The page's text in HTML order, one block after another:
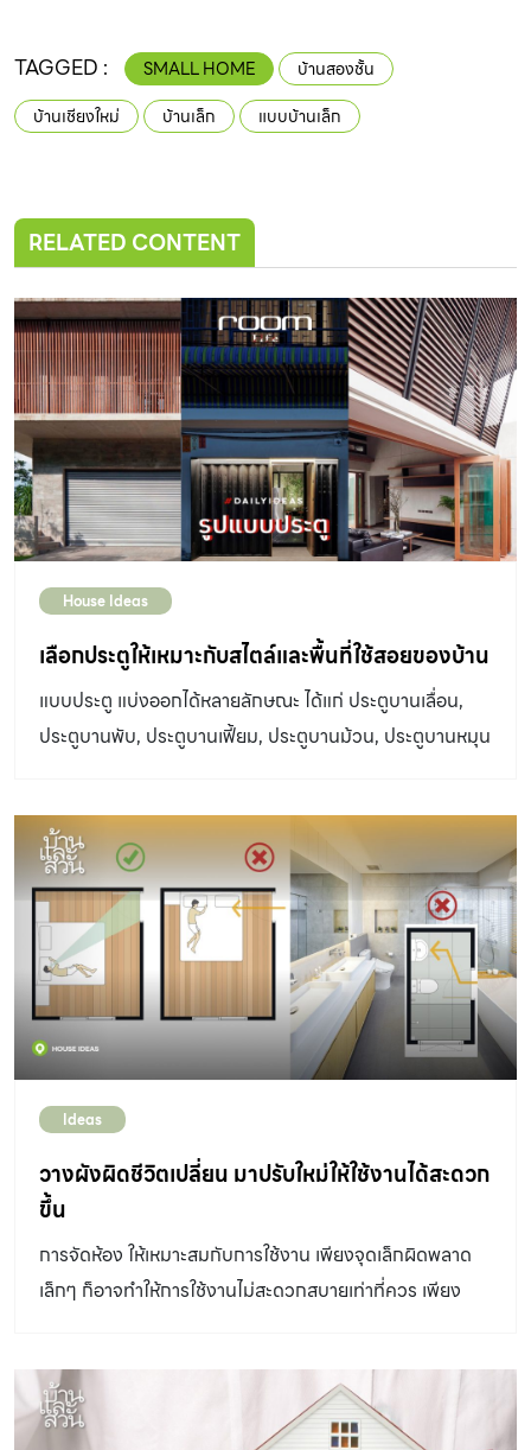
TAGGED : SMALL HOME
บ้านสองชั้น
บ้านเชียงใหม่
บ้านเล็ก แบบบ้านเล็ก
RELATED CONTENT
House Ideas
เลือกประตูให้เหมาะกับสไตล์และพื้นที่ใช้สอยของบ้าน
แบบประตู แบ่งออกได้หลายลักษณะ ได้แก่ ประตูบานเลื่อน,
ประตูบานพับ, ประตูบานเฟี้ยม, ประตูบานม้วน, ประตูบานหมุน
และสไตล์ของบ้านกัน
Ideas
วางผังผิดชีวิตเปลี่ยน มาปรับใหม่ให้ใช้งานได้สะดวก
ขึ้น
การจัดห้อง ให้เหมาะสมกับการใช้งาน เพียงจุดเล็กผิดพลาด
เล็กๆ ก็อาจทำให้การใช้งานไม่สะดวกสบายเท่าที่ควร เพียง